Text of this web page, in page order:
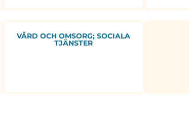
VÅRD OCH OMSORG; SOCIALA
TJÄNSTER